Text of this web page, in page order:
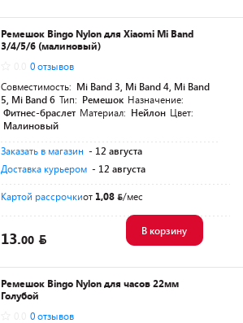
Ремешок Bingo Nylon для Xiaomi Mi Band
3/4/5/6 (малиновый)
0 отзывов
Совместимость: Mi Band 3, Mi Band 4, Mi Band
5, Mi Band 6 Тип: Ремешок Назначение:
Фитнес-браслет Материал: Нейлон Цвет:
Малиновый
Заказать в магазин - 12 августа
Доставка курьером - 12 августа
Картой рассрочкиот 1,08 /мес
13.00
В корзину
Ремешок Bingo Nylon для часов 22мм
Голубой
0 отзывов